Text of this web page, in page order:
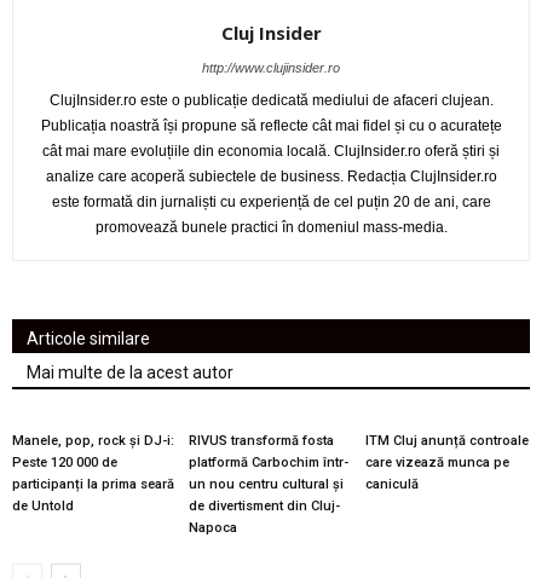
Cluj Insider
http://www.clujinsider.ro
ClujInsider.ro este o publicație dedicată mediului de afaceri clujean.
Publicația noastră își propune să reflecte cât mai fidel și cu o acuratețe
cât mai mare evoluțiile din economia locală. ClujInsider.ro oferă știri și
analize care acoperă subiectele de business. Redacția ClujInsider.ro
este formată din jurnaliști cu experiență de cel puțin 20 de ani, care
promovează bunele practici în domeniul mass-media.
Articole similare
Mai multe de la acest autor
Manele, pop, rock și DJ-i:
Peste 120 000 de
participanți la prima seară
de Untold
RIVUS transformă fosta
platformă Carbochim într-
un nou centru cultural și
de divertisment din Cluj-
Napoca
ITM Cluj anunță controale
care vizează munca pe
caniculă